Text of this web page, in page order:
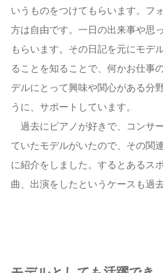
いうものをつけてもらいます。フ
方は自由です。一日の出来事や思
もらいます。その日記を元にモデ
ることを知ることで、何かお仕事
デルにとって興味や関心がある分
うに、サポートしています。
過去にピアノが好きで、コンサ
ていたモデルがいたので、その関
に紹介をしました。するとあるス
曲、出演をしたというケースも過